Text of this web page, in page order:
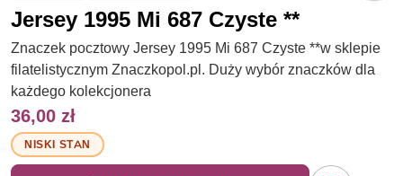
Jersey 1995 Mi 687 Czyste **
Znaczek pocztowy Jersey 1995 Mi 687 Czyste **w sklepie
filatelistycznym Znaczkopol.pl. Duży wybór znaczków dla
każdego kolekcjonera
36,00 zł
NISKI STAN